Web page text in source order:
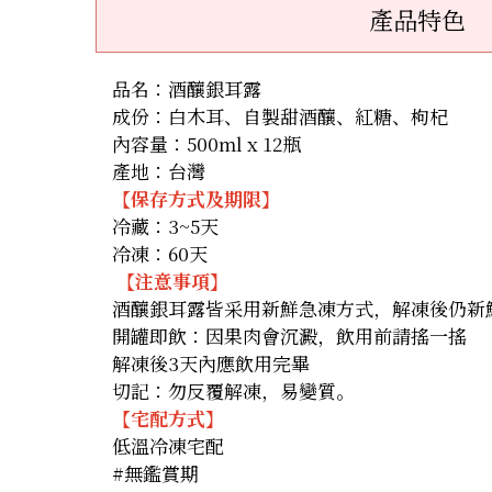
產品特色
品名：酒釀銀耳露
成份：白木耳、自製甜酒釀、紅糖、枸杞
內容量：500ml x 12瓶
產地：台灣
【保存方式及期限】
冷藏：3~5天
冷凍：60天
【注意事項】
酒釀銀耳露皆采用新鮮急凍方式，解凍後仍
開罐即飲：因果肉會沉澱，飲用前請搖一搖
解凍後3天內應飲用完畢
切記：勿反覆解凍，易變質。
【宅配方式】
低溫冷凍宅配
#無鑑賞期